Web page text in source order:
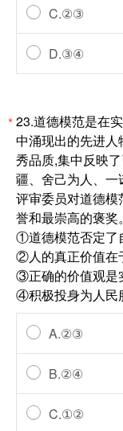
C.②③
D.③④
*23.道德模范是在
中涌现出的先进
秀品质,集中反映
疆、舍己为人、
评审委员对道德
誉和最崇高的褒奖
①道德模范否定了
②人的真正价值在
③正确的价值观是
④积极投身为人民
A.②③
B.②④
C.①②